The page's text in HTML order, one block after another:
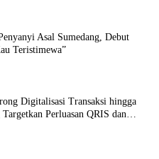
Asal Sumedang, Debut
Teristimewa”
Digitalisasi Transaksi hingga
Targetkan Perluasan QRIS dan